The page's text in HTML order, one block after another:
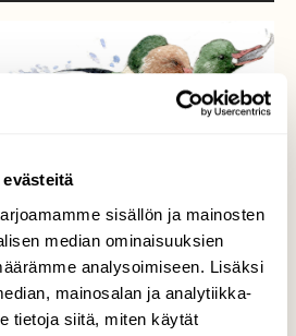
sisällön ja mainosten
median ominaisuuksien
analysoimiseen. Lisäksi
mainosalan ja analytiikka-
tietoja siitä, miten käytät